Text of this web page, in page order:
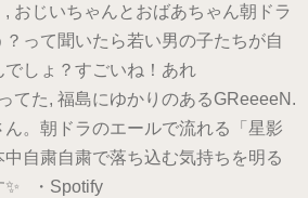
おじいちゃんとおばあちゃん朝ドラ
って聞いたら若い男の子たちが自
しょ？すごいね！あれ
てた, 福島にゆかりのあるGReeeeN.
。朝ドラのエールで流れる「星影
自粛自粛で落ち込む気持ちを明る
✨ ・Spotify